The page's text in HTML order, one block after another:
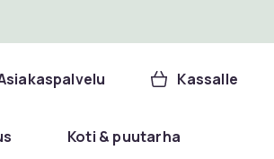
Kassalle
Koti & puutarha